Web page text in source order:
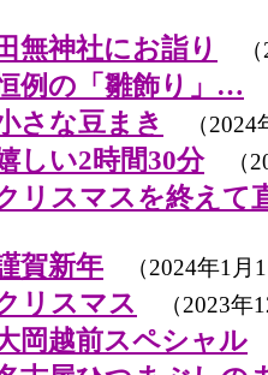
神社にお詣り （
例の「雛飾り」…
さな豆まき （2024
しい2時間30分（
スマスを終えて
賀新年 （2024年1月
リスマス （2023年
岡越前スペシャル